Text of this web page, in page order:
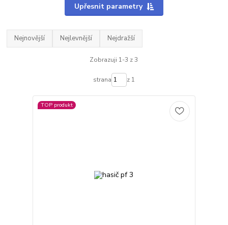
Upřesnit parametry
Nejnovější Nejlevnější Nejdražší
Zobrazuji 1-3 z 3
strana z 1
TOP produkt